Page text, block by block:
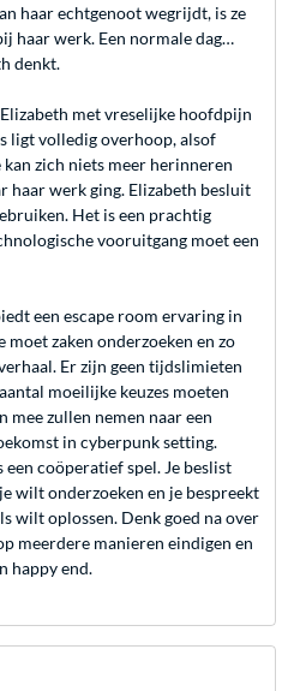
haar echtgenoot wegrijdt, is ze
haar werk. Een normale dag…
denkt.
met vreselijke hoofdpijn
ligt volledig overhoop, alsof
zich niets meer herinneren
haar werk ging. Elizabeth besluit
Het is een prachtig
vooruitgang moet een
een escape room ervaring in
moet zaken onderzoeken en zo
Er zijn geen tijdslimieten
moeilijke keuzes moeten
mee zullen nemen naar een
in cyberpunk setting.
een coöperatief spel. Je beslist
wilt onderzoeken en je bespreekt
wilt oplossen. Denk goed na over
meerdere manieren eindigen en
happy end.